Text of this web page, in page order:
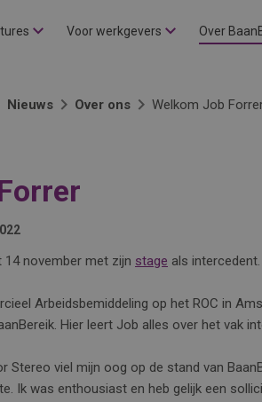
Voor werkgevers Over
Nieuws Over ons Welkom Job
14 november met zijn stage als intercedent.
Arbeidsbemiddeling op het ROC in
Hier leert Job alles over het vak
Stereo viel mijn oog op de stand van
Ik was enthousiast en heb gelijk een